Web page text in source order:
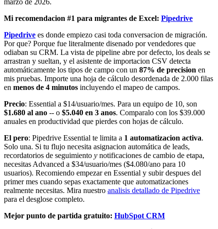
Mi recomendacion #1 para migrantes de Excel: Pipedrive
Pipedrive es donde empiezo casi toda conversacion de migración.
Por que? Porque fue literalmente disenado por vendedores que
odiaban su CRM. La vista de pipeline abre por defecto, los deals se
arrastran y sueltan, y el asistente de importacion CSV detecta
automáticamente los tipos de campo con un 87% de precision en
mis pruebas. Importe una hoja de cálculo desordenada de 2.000 filas
en menos de 4 minutos incluyendo el mapeo de campos.
Precio: Essential a $14/usuario/mes. Para un equipo de 10, son
$1.680 al ano -- o $5.040 en 3 anos. Comparalo con los $39.000
anuales en productividad que pierdes con hojas de cálculo.
El pero: Pipedrive Essential te limita a 1 automatizacion activa.
Solo una. Si tu flujo necesita asignacion automática de leads,
recordatorios de seguimiento y notificaciones de cambio de etapa,
necesitas Advanced a $34/usuario/mes ($4.080/ano para 10
usuarios). Recomiendo empezar en Essential y subir despues del
primer mes cuando sepas exactamente que automatizaciones
realmente necesitas. Mira nuestro analisis detallado de Pipedrive
para el desglose completo.
Mejor punto de partida gratuito: HubSpot CRM